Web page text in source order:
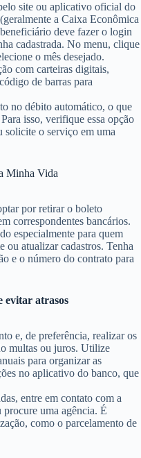
site ou aplicativo oficial do
a Caixa Econômica
deve fazer o login
cadastrada. No menu, clique
o mês desejado.
com carteiras digitais,
de barras para
no débito automático, o que
isso, verifique essa opção
solicite o serviço em uma
Minha Vida
por retirar o boleto
correspondentes bancários.
especialmente para quem
ou atualizar cadastros. Tenha
e o número do contrato para
evitar atrasos
e, de preferência, realizar os
multas ou juros. Utilize
para organizar as
no aplicativo do banco, que
entre em contato com a
uma agência. É
como o parcelamento de